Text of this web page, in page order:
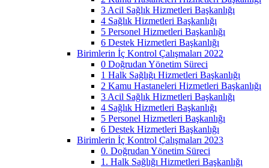
3 Acil Sağlık Hizmetleri Başkanlığı
4 Sağlık Hizmetleri Başkanlığı
5 Personel Hizmetleri Başkanlığı
6 Destek Hizmetleri Başkanlığı
Birimlerin İç Kontrol Çalışmaları 2022
0 Doğrudan Yönetim Süreci
1 Halk Sağlığı Hizmetleri Başkanlığı
2 Kamu Hastaneleri Hizmetleri Başkanlığı
3 Acil Sağlık Hizmetleri Başkanlığı
4 Sağlık Hizmetleri Başkanlığı
5 Personel Hizmetleri Başkanlığı
6 Destek Hizmetleri Başkanlığı
Birimlerin İç Kontrol Çalışmaları 2023
0. Doğrudan Yönetim Süreci
1. Halk Sağlığı Hizmetleri Başkanlığı